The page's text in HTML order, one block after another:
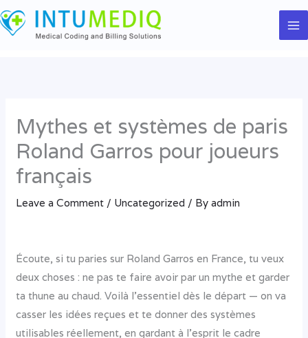
Skip
to
Mythes et systèmes de paris
Roland Garros pour joueurs
français
Leave a Comment / Uncategorized / Byadmin
Écoute, si tu paries sur Roland Garros en France, tu veux
deux choses : ne pas te faire avoir par un mythe et garder
ta thune au chaud. Voilà l’essentiel dès le départ — on va
casser les idées reçues et te donner des systèmes
utilisables réellement, en gardant à l’esprit le cadre